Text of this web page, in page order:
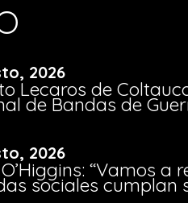
2026
Lecaros de
de Bandas de
2026
“Vamos a
sociales cumplan